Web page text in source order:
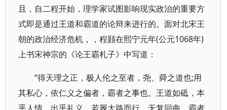
且，自二程开始，理学家试图影响现实政治的重要方
式即是通过王道和霸道的论辩来进行的。面对北宋王
朝的政治经济危机，，程颢在熙宁元年(公元1068年)
上书宋神宗的《论王霸札子》中写道：
“得天理之正，极人伦之至者，尧、舜之道也;用
其私心，依仁义之偏者，霸者之事也。王道如砥，本